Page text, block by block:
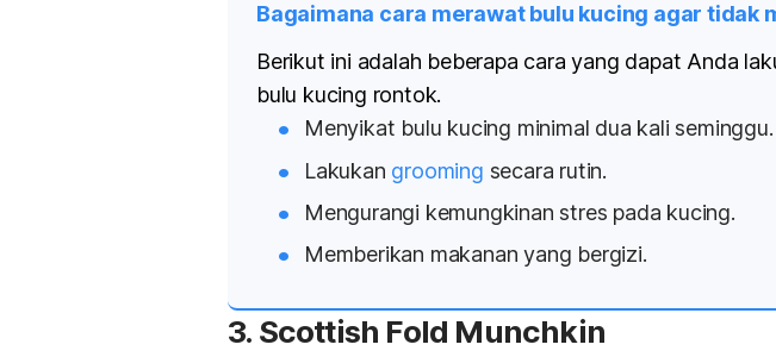
Bagaimana cara merawat bulu kucing agar tidak
Berikut ini adalah beberapa cara yang dapat Anda
bulu kucing rontok.
Menyikat bulu kucing minimal dua kali seminggu.
Lakukan grooming secara rutin.
Mengurangi kemungkinan stres pada kucing.
Memberikan makanan yang bergizi.
3. Scottish Fold Munchkin